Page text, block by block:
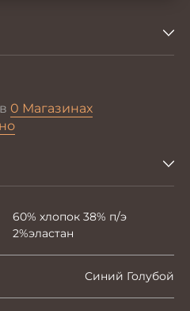
0 Магазинах
60% хлопок 38% п/э
2%эластан
Синий Голубой